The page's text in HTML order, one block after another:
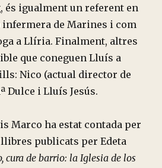
és igualment un referent en
infermera de Marines i com
a Llíria. Finalment, altres
que coneguen Lluís a
Nico (actual director de
Dulce i Lluís Jesús.
Marco ha estat contada per
publicats per Edeta
cura de barrio: la Iglesia de los